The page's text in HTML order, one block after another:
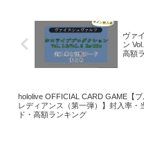
ヴァ
ン
高額
hololive OFFICIAL CARD GAME【
レディアンス（第一弾）】封入率・
ド・高額ランキング